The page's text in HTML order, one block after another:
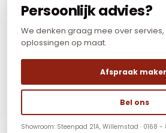
Persoonlijk advies?
We denken graag mee over
oplossingen op maat.
Afspraak
Bel ons
Showroom: Steenpad 21A, Willemstad · 0168 -